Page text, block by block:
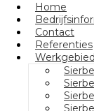
Home
Contact
Referenties
Werkgebied